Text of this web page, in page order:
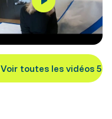
Voir toutes les vidéos 5